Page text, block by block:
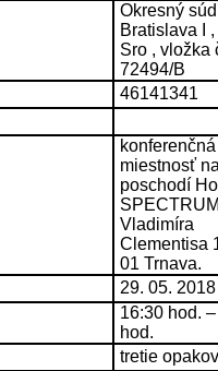
Okresný súd
Bratislava I
Sro , vložka
72494/B
46141341
konferenčná
miestnosť
poschodí
Vladimíra
Clementisa
01 Trnava.
29. 05. 2018
16:30 hod.
hod.
tretie